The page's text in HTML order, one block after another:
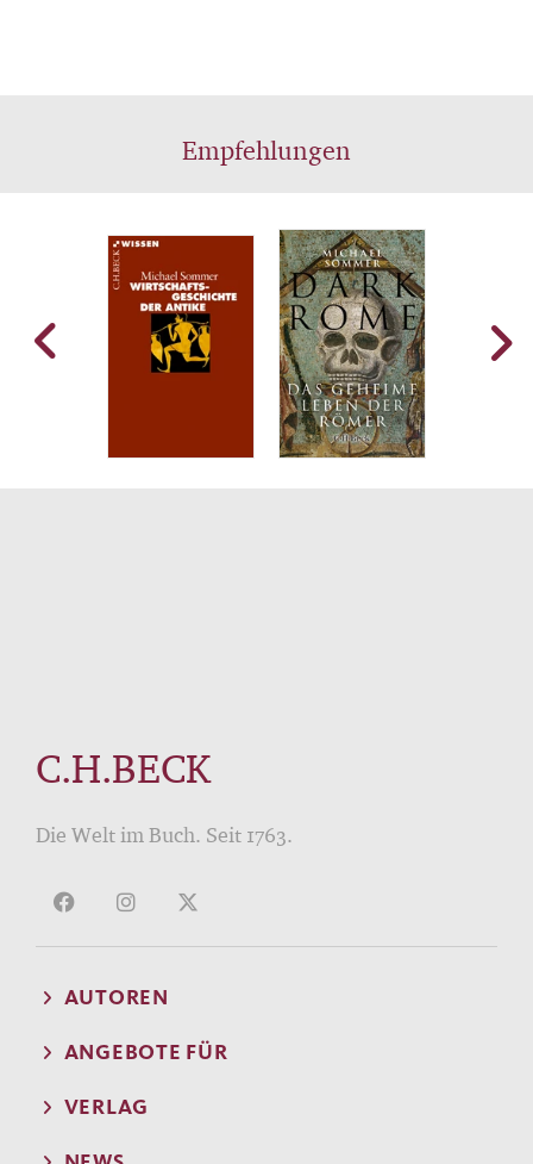
Empfehlungen
C.H.BECK
Die Welt im Buch. Seit 1763.
AUTOREN
ANGEBOTE FÜR
VERLAG